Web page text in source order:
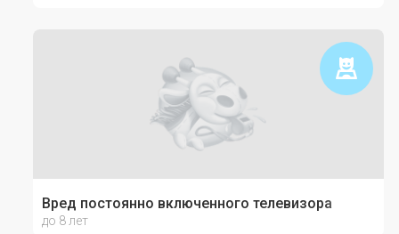
Вред постоянно включенного телевизора
до 8 лет